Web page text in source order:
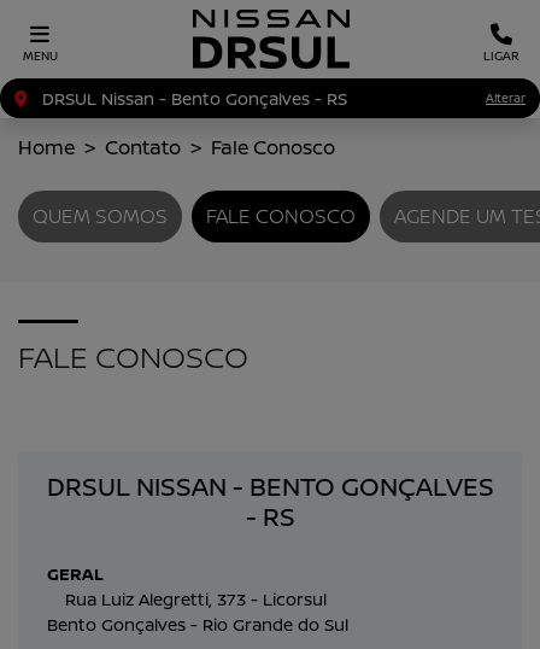
MENU LIGAR
DRSUL Nissan - Bento Gonçalves - RS Alterar
Home Contato Fale Conosco
QUEM SOMOS FALE CONOSCO AGENDE UM
FALE CONOSCO
DRSUL NISSAN - BENTO GONÇALVES
- RS
GERAL
Rua Luiz Alegretti, 373 - Licorsul
Bento Gonçalves - Rio Grande do Sul